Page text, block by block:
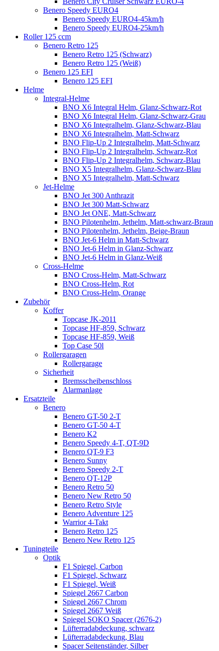
Benero Speedy EURO4
Benero Speedy EURO4-45km/h
Benero Speedy EURO4-25km/h
Roller 125 ccm
Benero Retro 125
Benero Retro 125 (Schwarz)
Benero Retro 125 (Weiß)
Benero 125 EFI
Benero 125 EFI
Helme
Integral-Helme
BNO X6 Integral Helm, Glanz-Schwarz-Rot
BNO X6 Integral Helm, Glanz-Schwarz-Grau
BNO X6 Integralhelm, Glanz-Schwarz-Blau
BNO X6 Integralhelm, Matt-Schwarz
BNO Flip-Up 2 Integralhelm, Matt-Schwarz
BNO Flip-Up 2 Integralhelm, Schwarz-Rot
BNO Flip-Up 2 Integralhelm, Schwarz-Blau
BNO X5 Integralhelm, Glanz-Schwarz-Blau
BNO X5 Integralhelm, Matt-Schwarz
Jet-Helme
BNO Jet 300 Anthrazit
BNO Jet 300 Matt-Schwarz
BNO Jet ONE, Matt-Schwarz
BNO Pilotenhelm, Jethelm, Matt-schwarz-Braun
BNO Pilotenhelm, Jethelm, Beige-Braun
BNO Jet-6 Helm in Matt-Schwarz
BNO Jet-6 Helm in Glanz-Schwarz
BNO Jet-6 Helm in Glanz-Weiß
Cross-Helme
BNO Cross-Helm, Matt-Schwarz
BNO Cross-Helm, Rot
BNO Cross-Helm, Orange
Zubehör
Koffer
Topcase JK-2011
Topcase HF-859, Schwarz
Topcase HF-859, Weiß
Top Case 50l
Rollergaragen
Rollergarage
Sicherheit
Bremsscheibenschloss
Alarmanlage
Ersatzteile
Benero
Benero GT-50 2-T
Benero GT-50 4-T
Benero K2
Benero Speedy 4-T, QT-9D
Benero QT-9 F3
Benero Sunny
Benero Speedy 2-T
Benero QT-12P
Benero Retro 50
Benero New Retro 50
Benero Retro Style
Benero Adventure 125
Warrior 4-Takt
Benero Retro 125
Benero New Retro 125
Tuningteile
Optik
F1 Spiegel, Carbon
F1 Spiegel, Schwarz
F1 Spiegel, Weiß
Spiegel 2667 Carbon
Spiegel 2667 Chrom
Spiegel 2667 Weiß
Spiegel SOKO Spacer (2676-2)
Lüfterradabdeckung, schwarz
Lüfterradabdeckung, Blau
Spacer Seitenständer, Silber